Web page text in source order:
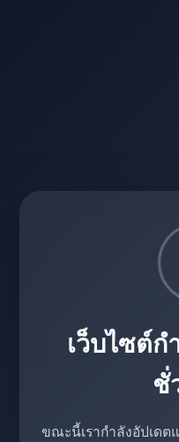
เว็บไซต์ก
ชั่
ขณะนี้เรากำลังอัปเดต